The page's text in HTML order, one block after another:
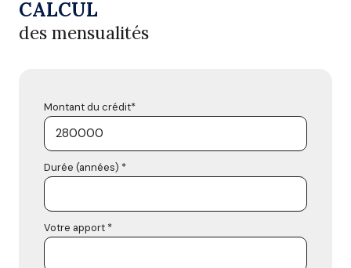
CALCUL
des mensualités
Montant du crédit*
Durée (années) *
Votre apport *